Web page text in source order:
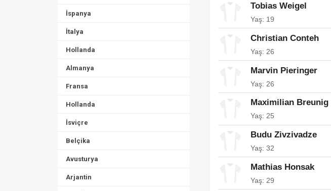
İspanya
İtalya
Hollanda
Almanya
Fransa
Hollanda
İsviçre
Belçika
Avusturya
Arjantin
Tobias Weigel
Yaş: 19
Christian Conteh
Yaş: 26
Marvin Pieringer
Yaş: 26
Maximilian Breunig
Yaş: 25
Budu Zivzivadze
Yaş: 32
Mathias Honsak
Yaş: 29